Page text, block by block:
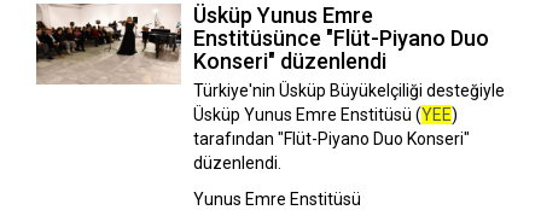
Üsküp Yunus Emre
Enstitüsünce "Flüt-Piyano Duo
Konseri" düzenlendi
Türkiye'nin Üsküp Büyükelçiliği desteğiyle
Üsküp Yunus Emre Enstitüsü (YEE)
tarafından "Flüt-Piyano Duo Konseri"
düzenlendi.
Yunus Emre Enstitüsü